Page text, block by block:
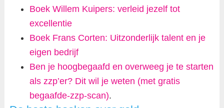
Boek Willem Kuipers: verleid jezelf tot
excellentie
Boek Frans Corten: Uitzonderlijk talent en je
eigen bedrijf
Ben je hoogbegaafd en overweeg je te starten
als zzp’er? Dit wil je weten (met gratis
begaafde-zzp-scan).